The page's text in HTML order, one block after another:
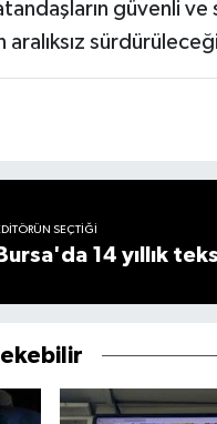
güvenli ve
SEÇTIĞI
Bursa'da 14 yıllık